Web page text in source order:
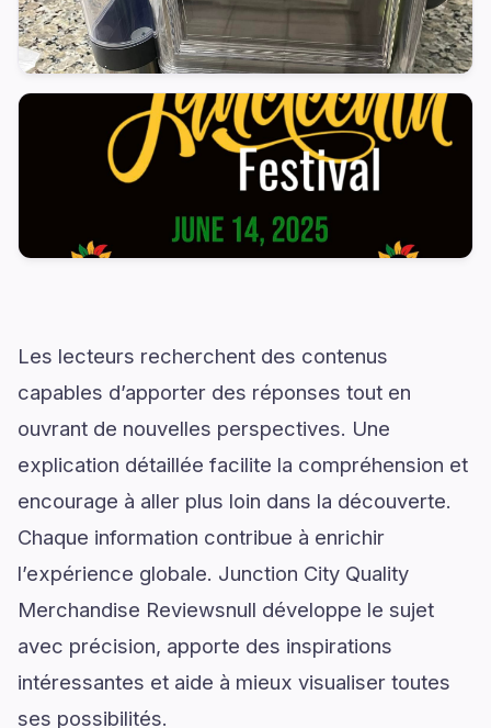
Les lecteurs recherchent des contenus
capables d’apporter des réponses tout en
ouvrant de nouvelles perspectives. Une
explication détaillée facilite la compréhension et
encourage à aller plus loin dans la découverte.
Chaque information contribue à enrichir
l’expérience globale. Junction City Quality
Merchandise Reviewsnull développe le sujet
avec précision, apporte des inspirations
intéressantes et aide à mieux visualiser toutes
ses possibilités.